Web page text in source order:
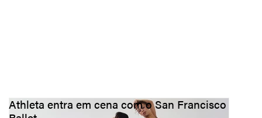
Athleta entra em cena com o San Francisco